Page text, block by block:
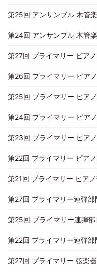
第25回 アンサンブル 木管
第24回 アンサンブル 木管
第27回 プライマリー ピア
第26回 プライマリー ピア
第25回 プライマリー ピア
第24回 プライマリー ピア
第23回 プライマリー ピア
第22回 プライマリー ピア
第21回 プライマリー ピア
第27回 プライマリー連弾部
第25回 プライマリー連弾部
第22回 プライマリー連弾部
第27回 プライマリー 弦楽